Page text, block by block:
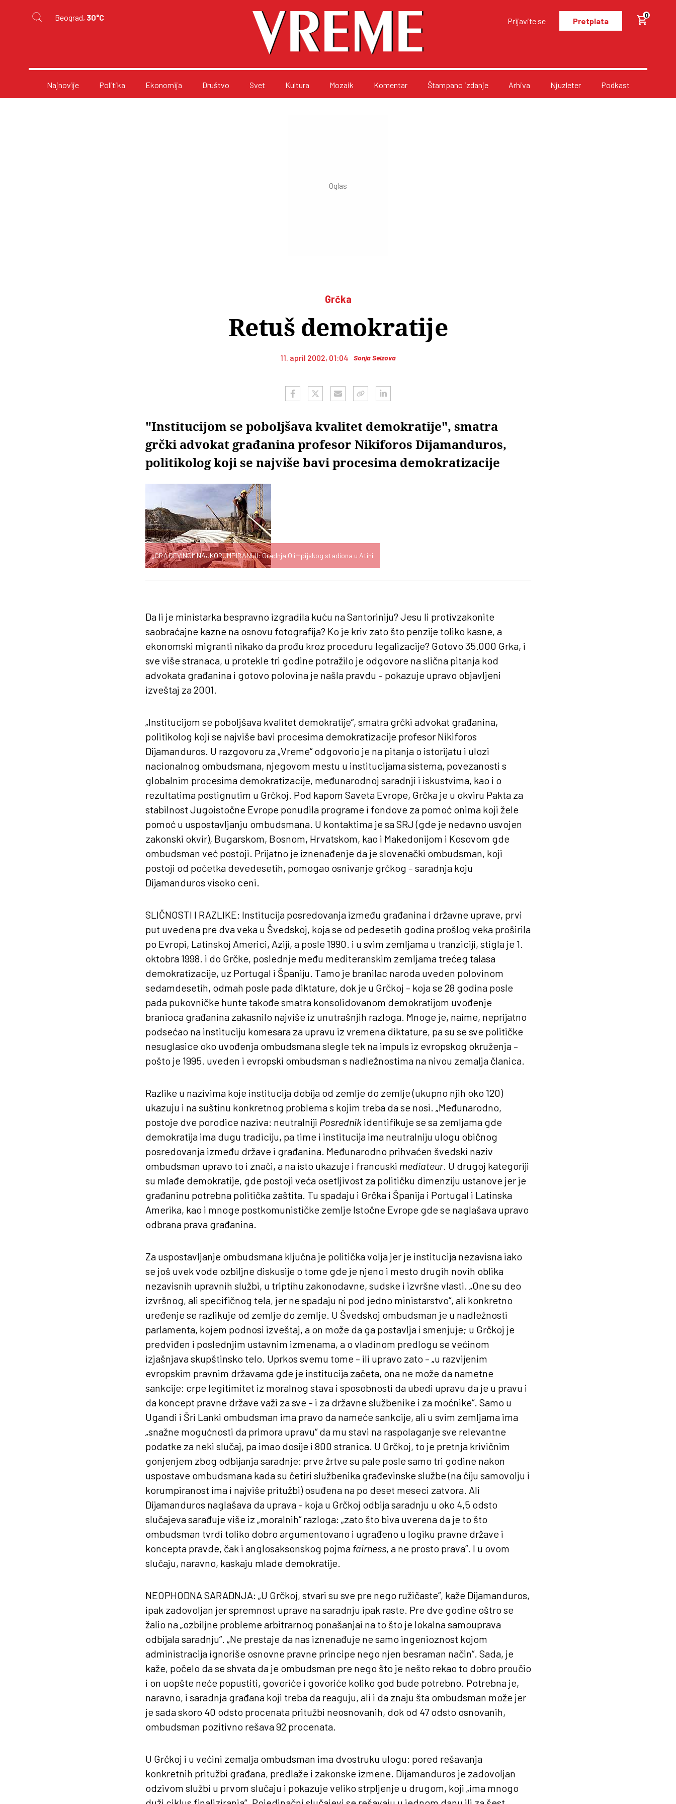
Beograd, 30°C Prijavite se Pretplata
0
Najnovije Politika Ekonomija Društvo Svet Kultura Mozaik Komentar Štampano izdanje Arhiva Njuzleter Podkast
Grčka
Retuš demokratije
11. april 2002, 01:04 Sonja Seizova
"Institucijom se poboljšava kvalitet demokratije", smatra
grčki advokat građanina profesor Nikiforos Dijamanduros,
politikolog koji se najviše bavi procesima demokratizacije
„GRAĐEVINCI“ NAJKORUMPIRANIJI: Gradnja Olimpijskog stadiona u Atini
Da li je ministarka bespravno izgradila kuću na Santoriniju? Jesu li protivzakonite
saobraćajne kazne na osnovu fotografija? Ko je kriv zato što penzije toliko kasne, a
ekonomski migranti nikako da prođu kroz proceduru legalizacije? Gotovo 35.000 Grka, i
sve više stranaca, u protekle tri godine potražilo je odgovore na slična pitanja kod
advokata građanina i gotovo polovina je našla pravdu – pokazuje upravo objavljeni
izveštaj za 2001.
„Institucijom se poboljšava kvalitet demokratije“, smatra grčki advokat građanina,
politikolog koji se najviše bavi procesima demokratizacije profesor Nikiforos
Dijamanduros. U razgovoru za „Vreme“ odgovorio je na pitanja o istorijatu i ulozi
nacionalnog ombudsmana, njegovom mestu u institucijama sistema, povezanosti s
globalnim procesima demokratizacije, međunarodnoj saradnji i iskustvima, kao i o
rezultatima postignutim u Grčkoj. Pod kapom Saveta Evrope, Grčka je u okviru Pakta za
stabilnost Jugoistočne Evrope ponudila programe i fondove za pomoć onima koji žele
pomoć u uspostavljanju ombudsmana. U kontaktima je sa SRJ (gde je nedavno usvojen
zakonski okvir), Bugarskom, Bosnom, Hrvatskom, kao i Makedonijom i Kosovom gde
ombudsman već postoji. Prijatno je iznenađenje da je slovenački ombudsman, koji
postoji od početka devedesetih, pomogao osnivanje grčkog – saradnja koju
Dijamanduros visoko ceni.
SLIČNOSTI I RAZLIKE: Institucija posredovanja između građanina i državne uprave, prvi
put uvedena pre dva veka u Švedskoj, koja se od pedesetih godina prošlog veka proširila
po Evropi, Latinskoj Americi, Aziji, a posle 1990. i u svim zemljama u tranziciji, stigla je 1.
oktobra 1998. i do Grčke, poslednje među mediteranskim zemljama trećeg talasa
demokratizacije, uz Portugal i Španiju. Tamo je branilac naroda uveden polovinom
sedamdesetih, odmah posle pada diktature, dok je u Grčkoj – koja se 28 godina posle
pada pukovničke hunte takođe smatra konsolidovanom demokratijom uvođenje
branioca građanina zakasnilo najviše iz unutrašnjih razloga. Mnoge je, naime, neprijatno
podsećao na instituciju komesara za upravu iz vremena diktature, pa su se sve političke
nesuglasice oko uvođenja ombudsmana slegle tek na impuls iz evropskog okruženja –
pošto je 1995. uveden i evropski ombudsman s nadležnostima na nivou zemalja članica.
Razlike u nazivima koje institucija dobija od zemlje do zemlje (ukupno njih oko 120)
ukazuju i na suštinu konkretnog problema s kojim treba da se nosi. „Međunarodno,
postoje dve porodice naziva: neutralniji Posrednikidentifikuje se sa zemljama gde
demokratija ima dugu tradiciju, pa time i institucija ima neutralniju ulogu običnog
posredovanja između države i građanina. Međunarodno prihvaćen švedski naziv
ombudsman upravo to i znači, a na isto ukazuje i francuski mediateur. U drugoj kategoriji
su mlađe demokratije, gde postoji veća osetljivost za političku dimenziju ustanove jer je
građaninu potrebna politička zaštita. Tu spadaju i Grčka i Španija i Portugal i Latinska
Amerika, kao i mnoge postkomunističke zemlje Istočne Evrope gde se naglašava upravo
odbrana prava građanina.
Za uspostavljanje ombudsmana ključna je politička volja jer je institucija nezavisna iako
se još uvek vode ozbiljne diskusije o tome gde je njeno i mesto drugih novih oblika
nezavisnih upravnih službi, u triptihu zakonodavne, sudske i izvršne vlasti. „One su deo
izvršnog, ali specifičnog tela, jer ne spadaju ni pod jedno ministarstvo“, ali konkretno
uređenje se razlikuje od zemlje do zemlje. U Švedskoj ombudsman je u nadležnosti
parlamenta, kojem podnosi izveštaj, a on može da ga postavlja i smenjuje; u Grčkoj je
predviđen i poslednjim ustavnim izmenama, a o vladinom predlogu se većinom
izjašnjava skupštinsko telo. Uprkos svemu tome – ili upravo zato – „u razvijenim
evropskim pravnim državama gde je institucija začeta, ona ne može da nametne
sankcije: crpe legitimitet iz moralnog stava i sposobnosti da ubedi upravu da je u pravu i
da koncept pravne države važi za sve – i za državne službenike i za moćnike“. Samo u
Ugandi i Šri Lanki ombudsman ima pravo da nameće sankcije, ali u svim zemljama ima
„snažne mogućnosti da primora upravu“ da mu stavi na raspolaganje sve relevantne
podatke za neki slučaj, pa imao dosije i 800 stranica. U Grčkoj, to je pretnja krivičnim
gonjenjem zbog odbijanja saradnje: prve žrtve su pale posle samo tri godine nakon
uspostave ombudsmana kada su četiri službenika građevinske službe (na čiju samovolju i
korumpiranost ima i najviše pritužbi) osuđena na po deset meseci zatvora. Ali
Dijamanduros naglašava da uprava – koja u Grčkoj odbija saradnju u oko 4,5 odsto
slučajeva sarađuje više iz „moralnih“ razloga: „zato što biva uverena da je to što
ombudsman tvrdi toliko dobro argumentovano i ugrađeno u logiku pravne države i
koncepta pravde, čak i anglosaksonskog pojma fairness, a ne prosto prava“. I u ovom
slučaju, naravno, kaskaju mlade demokratije.
NEOPHODNA SARADNJA: „U Grčkoj, stvari su sve pre nego ružičaste“, kaže Dijamanduros,
ipak zadovoljan jer spremnost uprave na saradnju ipak raste. Pre dve godine oštro se
žalio na „ozbiljne probleme arbitrarnog ponašanjai na to što je lokalna samouprava
odbijala saradnju“. „Ne prestaje da nas iznenađuje ne samo ingenioznost kojom
administracija ignoriše osnovne pravne principe nego njen besraman način“. Sada, je
kaže, počelo da se shvata da je ombudsman pre nego što je nešto rekao to dobro proučio
i on uopšte neće popustiti, govoriće i govoriće koliko god bude potrebno. Potrebna je,
naravno, i saradnja građana koji treba da reaguju, ali i da znaju šta ombudsman može jer
je sada skoro 40 odsto procenata pritužbi neosnovanih, dok od 47 odsto osnovanih,
ombudsman pozitivno rešava 92 procenata.
U Grčkoj i u većini zemalja ombudsman ima dvostruku ulogu: pored rešavanja
konkretnih pritužbi građana, predlaže i zakonske izmene. Dijamanduros je zadovoljan
odzivom službi u prvom slučaju i pokazuje veliko strpljenje u drugom, koji „ima mnogo